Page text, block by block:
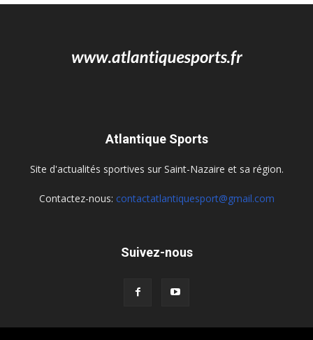
Atlantique Sports
Site d'actualités sportives sur Saint-Nazaire et sa région.
Contactez-nous: contactatlantiquesport@gmail.com
Suivez-nous